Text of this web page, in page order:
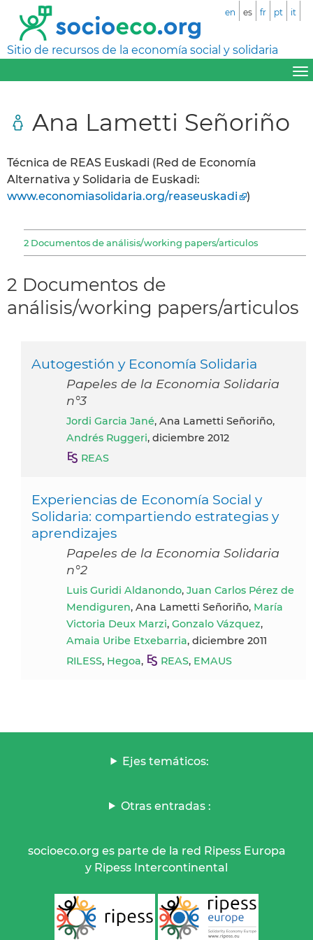
Sitio de recursos de la economía social y solidaria
en es fr pt it
Ana Lametti Señoriño
Técnica de REAS Euskadi (Red de Economía
Alternativa y Solidaria de Euskadi:
www.economiasolidaria.org/reaseuskadi
)
2 Documentos de análisis/working papers/articulos
2 Documentos de
análisis/working papers/articulos
Autogestión y Economía Solidaria
Papeles de la Economia Solidaria
n°3
Jordi Garcia Jané, Ana Lametti Señoriño,
Andrés Ruggeri, diciembre 2012
REAS
Experiencias de Economía Social y
Solidaria: compartiendo estrategias y
aprendizajes
Papeles de la Economia Solidaria
n°2
Luis Guridi Aldanondo, Juan Carlos Pérez de
Mendiguren, Ana Lametti Señoriño, María
Victoria Deux Marzi, Gonzalo Vázquez,
Amaia Uribe Etxebarria, diciembre 2011
RILESS, Hegoa, REAS, EMAUS
Ejes temáticos:
Otras entradas :
socioeco.org es parte de la red Ripess Europa
y Ripess Intercontinental